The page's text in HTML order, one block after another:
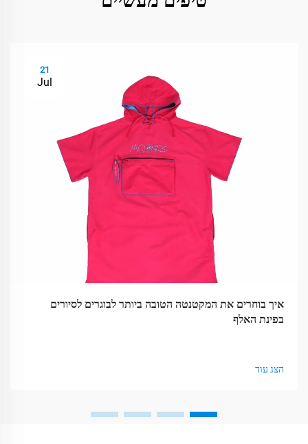
21
Jul
איך בוחרים את המקטנטה הטובה ביותר לבוגרים לסיורים
בפינת האלף
הצג עוד